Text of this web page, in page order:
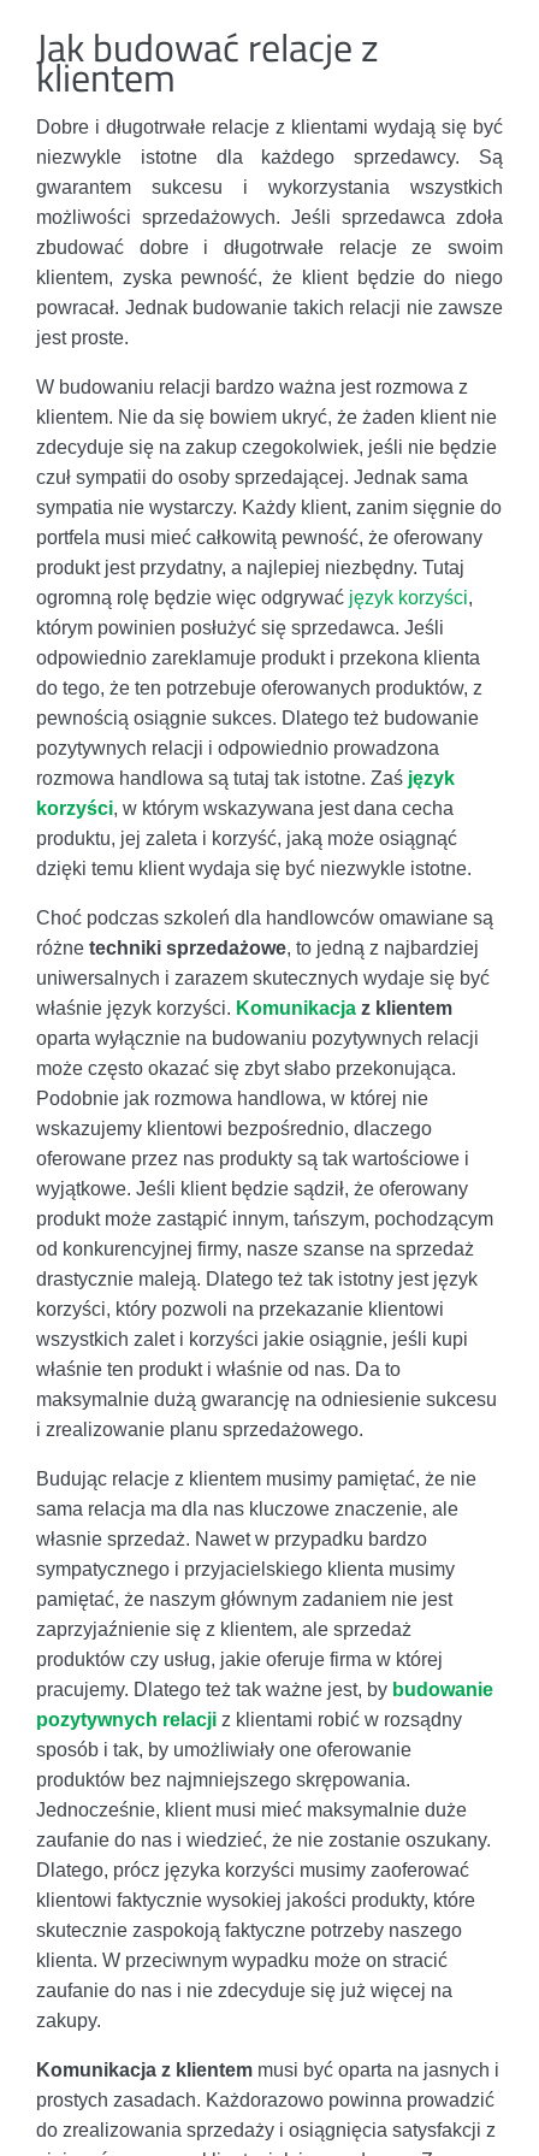
Jak budować relacje z
klientem
Dobre i długotrwałe relacje z klientami wydają się być
niezwykle istotne dla każdego sprzedawcy. Są
gwarantem sukcesu i wykorzystania wszystkich
możliwości sprzedażowych. Jeśli sprzedawca zdoła
zbudować dobre i długotrwałe relacje ze swoim
klientem, zyska pewność, że klient będzie do niego
powracał. Jednak budowanie takich relacji nie zawsze
jest proste.
W budowaniu relacji bardzo ważna jest rozmowa z
klientem. Nie da się bowiem ukryć, że żaden klient nie
zdecyduje się na zakup czegokolwiek, jeśli nie będzie
czuł sympatii do osoby sprzedającej. Jednak sama
sympatia nie wystarczy. Każdy klient, zanim sięgnie do
portfela musi mieć całkowitą pewność, że oferowany
produkt jest przydatny, a najlepiej niezbędny. Tutaj
ogromną rolę będzie więc odgrywać język korzyści,
którym powinien posłużyć się sprzedawca. Jeśli
odpowiednio zareklamuje produkt i przekona klienta
do tego, że ten potrzebuje oferowanych produktów, z
pewnością osiągnie sukces. Dlatego też budowanie
pozytywnych relacji i odpowiednio prowadzona
rozmowa handlowa są tutaj tak istotne. Zaś język
korzyści, w którym wskazywana jest dana cecha
produktu, jej zaleta i korzyść, jaką może osiągnąć
dzięki temu klient wydaja się być niezwykle istotne.
Choć podczas szkoleń dla handlowców omawiane są
różne techniki sprzedażowe, to jedną z najbardziej
uniwersalnych i zarazem skutecznych wydaje się być
właśnie język korzyści. Komunikacja z klientem
oparta wyłącznie na budowaniu pozytywnych relacji
może często okazać się zbyt słabo przekonująca.
Podobnie jak rozmowa handlowa, w której nie
wskazujemy klientowi bezpośrednio, dlaczego
oferowane przez nas produkty są tak wartościowe i
wyjątkowe. Jeśli klient będzie sądził, że oferowany
produkt może zastąpić innym, tańszym, pochodzącym
od konkurencyjnej firmy, nasze szanse na sprzedaż
drastycznie maleją. Dlatego też tak istotny jest język
korzyści, który pozwoli na przekazanie klientowi
wszystkich zalet i korzyści jakie osiągnie, jeśli kupi
właśnie ten produkt i właśnie od nas. Da to
maksymalnie dużą gwarancję na odniesienie sukcesu
i zrealizowanie planu sprzedażowego.
Budując relacje z klientem musimy pamiętać, że nie
sama relacja ma dla nas kluczowe znaczenie, ale
własnie sprzedaż. Nawet w przypadku bardzo
sympatycznego i przyjacielskiego klienta musimy
pamiętać, że naszym głównym zadaniem nie jest
zaprzyjaźnienie się z klientem, ale sprzedaż
produktów czy usług, jakie oferuje firma w której
pracujemy. Dlatego też tak ważne jest, by budowanie
pozytywnych relacji z klientami robić w rozsądny
sposób i tak, by umożliwiały one oferowanie
produktów bez najmniejszego skrępowania.
Jednocześnie, klient musi mieć maksymalnie duże
zaufanie do nas i wiedzieć, że nie zostanie oszukany.
Dlatego, prócz języka korzyści musimy zaoferować
klientowi faktycznie wysokiej jakości produkty, które
skutecznie zaspokoją faktyczne potrzeby naszego
klienta. W przeciwnym wypadku może on stracić
zaufanie do nas i nie zdecyduje się już więcej na
zakupy.
Komunikacja z klientem musi być oparta na jasnych i
prostych zasadach. Każdorazowo powinna prowadzić
do zrealizowania sprzedaży i osiągnięcia satysfakcji z